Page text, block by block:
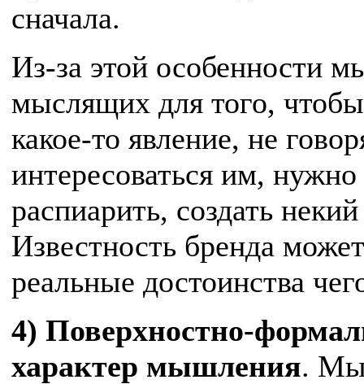
сначала.
Из-за этой особенности
мыслящих для того,
какое-то явление, не
интересоваться им, нужно
распиарить, создать
Известность бренда
реальные достоинства
4) Поверхностно-
характер мышления.